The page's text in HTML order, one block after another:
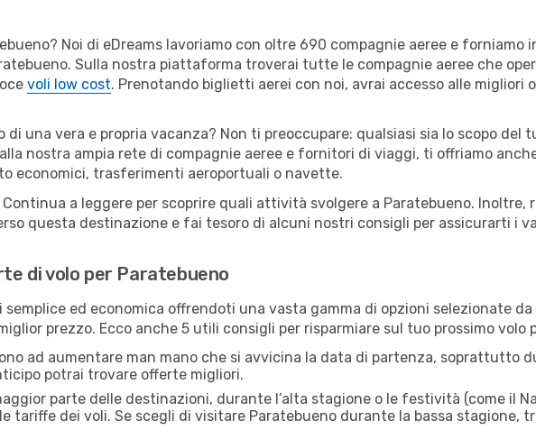
Noi di eDreams lavoriamo con oltre 690 compagnie aeree e forniamo
Sulla nostra piattaforma troverai tutte le compagnie aeree che
voli low cost. Prenotando biglietti aerei con noi, avrai accesso alle migliori
una vera e propria vacanza? Non ti preoccupare: qualsiasi sia lo scopo del
nostra ampia rete di compagnie aeree e fornitori di viaggi, ti offriamo
economici, trasferimenti aeroportuali o navette.
a leggere per scoprire quali attività svolgere a Paratebueno. Inoltre,
questa destinazione e fai tesoro di alcuni nostri consigli per assicurarti i
di volo per Paratebueno
ed economica offrendoti una vasta gamma di opzioni selezionate
prezzo. Ecco anche 5 utili consigli per risparmiare sul tuo prossimo volo
ad aumentare man mano che si avvicina la data di partenza, soprattutto
potrai trovare offerte migliori.
parte delle destinazioni, durante l’alta stagione o le festività (come il
tariffe dei voli. Se scegli di visitare Paratebueno durante la bassa stagione,